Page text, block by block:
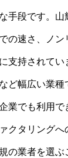
手段です。山
の速さ、ノ
支持されてい
ど幅広い業
業でも利用で
クタリングへ
の業者を選